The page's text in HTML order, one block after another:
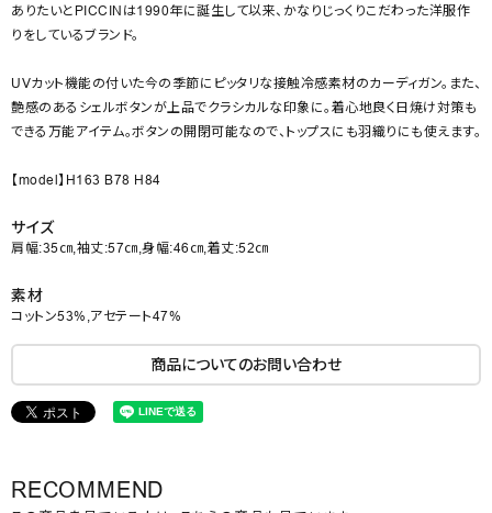
ありたいとPICCINは1990年に誕生して以来、かなりじっくりこだわった洋服作
りをしているブランド。
UVカット機能の付いた今の季節にピッタリな接触冷感素材のカーディガン。また、
艶感のあるシェルボタンが上品でクラシカルな印象に。着心地良く日焼け対策も
できる万能アイテム。ボタンの開閉可能なので、トップスにも羽織りにも使えます。
【model】H163 B78 H84
サイズ
肩幅:35㎝,袖丈:57㎝,身幅:46㎝,着丈:52㎝
素材
コットン53%,アセテート47%
商品についてのお問い合わせ
RECOMMEND